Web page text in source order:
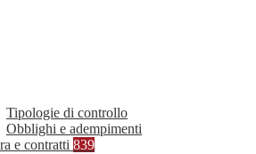
Tipologie di controllo
Obblighi e adempimenti
e contratti 839